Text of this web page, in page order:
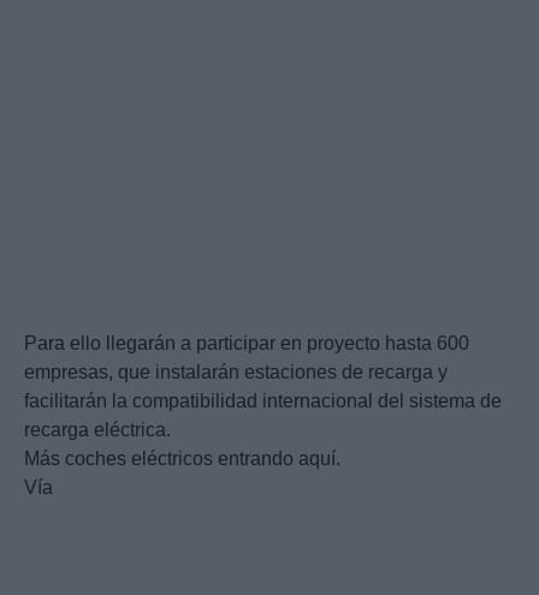
Para ello llegarán a participar en proyecto hasta 600
empresas, que instalarán estaciones de recarga y
facilitarán la compatibilidad internacional del sistema de
recarga eléctrica.
Más coches eléctricos entrando aquí.
Vía